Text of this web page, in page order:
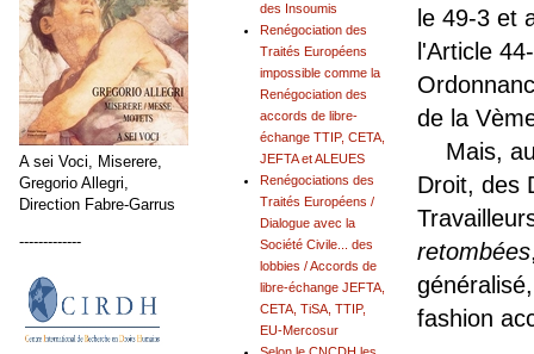
le 49-3 et
l'Article
de la
Mais, au
Droit, des
retombées
fashion
des Insoumis
Renégociation des
Traités Européens
impossible comme la
Renégociation des
accords de libre-
échange TTIP, CETA,
JEFTA et ALEUES
Renégociations des
Traités Européens /
Dialogue avec la
Société Civile... des
lobbies / Accords de
libre-échange JEFTA,
CETA, TiSA, TTIP,
EU-Mercosur
A sei Voci, Miserere,
Gregorio Allegri,
Direction Fabre-Garrus
-------------